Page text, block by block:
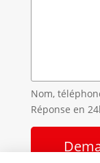
Nom,
Réponse en